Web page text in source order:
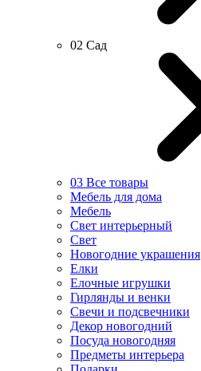
02 Сад
03 Все товары
Мебель для дома
Мебель
Свет интерьерный
Свет
Новогодние украшения
Елки
Елочные игрушки
Гирлянды и венки
Свечи и подсвечники
Декор новогодний
Посуда новогодняя
Предметы интерьера